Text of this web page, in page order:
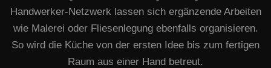
Handwerker-Netzwerk lassen sich ergänzende Arbeiten
wie Malerei oder Fliesenlegung ebenfalls organisieren.
So wird die Küche von der ersten Idee bis zum fertigen
Raum aus einer Hand betreut.